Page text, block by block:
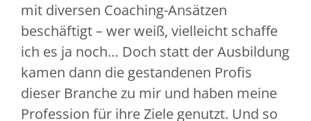
mit diversen Coaching-Ansätzen
beschäftigt – wer weiß, vielleicht schaffe
ich es ja noch… Doch statt der Ausbildung
kamen dann die gestandenen Profis
dieser Branche zu mir und haben meine
Profession für ihre Ziele genutzt. Und so